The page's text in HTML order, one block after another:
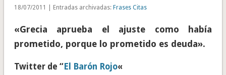
18/07/2011 | Entradas archivadas: Frases Citas
«Grecia aprueba el ajuste como había
prometido, porque lo prometido es deuda».
Twitter de “El Barón Rojo«